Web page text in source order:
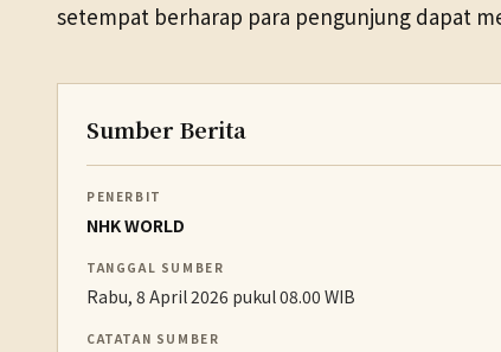
setempat berharap para pengunjung dapat
Sumber Berita
PENERBIT
NHK WORLD
TANGGAL SUMBER
Rabu, 8 April 2026 pukul 08.00 WIB
CATATAN SUMBER